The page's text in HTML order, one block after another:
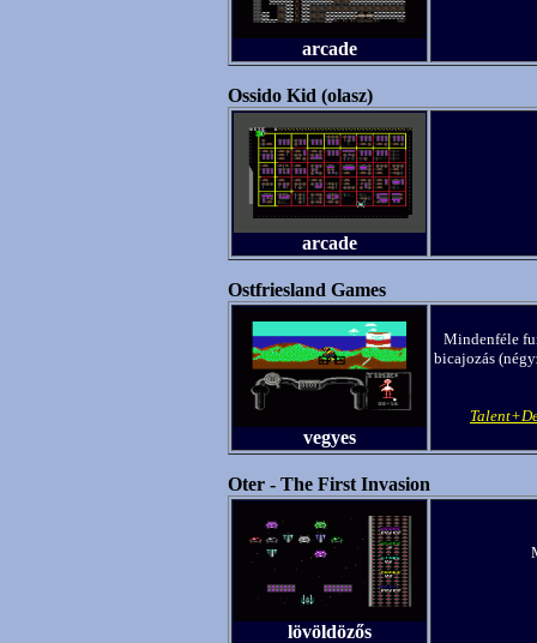
arcade
Ossido Kid (olasz)
arcade
Ostfriesland Games
vegyes
Mindenféle
bicajozás
Oter - The First Invasion
lövöldözős